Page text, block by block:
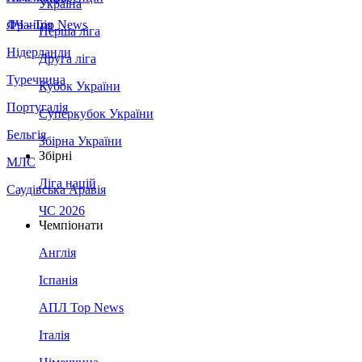
Франція
Нідерланди
Туреччина
Португалія
Бельгія
МЛС
Саудівська Аравія
ЛЧ - Top News
Україна
Перша ліга
Друга ліга
Кубок України
Суперкубок України
Збірна України
Збірні
Ліга націй
ЧС 2026
Чемпіонати
Англія
Іспанія
АПЛ Top News
Італія